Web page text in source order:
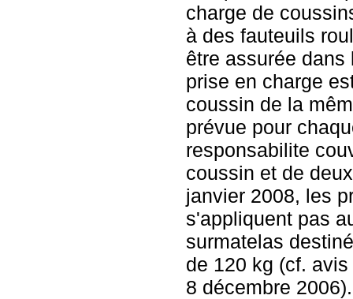
charge de
à des fauteuils
être assurée
prise en charge
coussin de la
prévue pour
responsabilite
coussin et de
janvier 2008, les
s'appliquent pas
surmatelas
de 120 kg (cf.
8 décembre 2006).